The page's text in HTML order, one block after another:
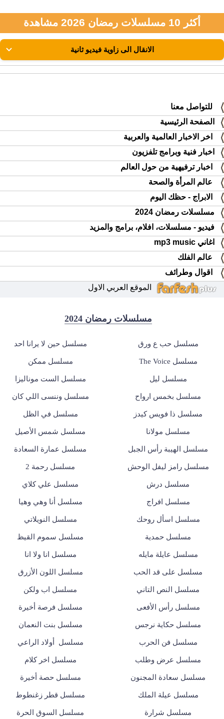
أكثر 10 مسلسلات رمضان 2026 مشاهدة
للتواصل معنا
الصفحة الرئيسية
اخر الاخبار العالمية والعربية
اخبار فنية وبرامج تلفزيون
اخبار ترفيهية من حول العالم
عالم المرأة والصحة
الابراج - حظك اليوم
مسلسلات رمضان 2024
فيديو - مسلسلات، افلام، برامج والمزيد
اغاني mp3 music
عالم الفلك
اقوال وطرائف
الموقع العربي الاول
مسلسلات رمضان 2024
مسلسل حب ع ورق مسلسل حين لا يرانا احد
مسلسل The Voice مسلسل ممكن
مسلسل ليل مسلسل الست موناليزا
مسلسل بخمس ارواح مسلسل وننسى اللي كان
مسلسل ذا فويس كيدز مسلسل في الظل
مسلسل مولانا مسلسل شمس الأصيل
مسلسل الهيبة رأس الجبل مسلسل عمارة السعادة
مسلسل رامز ليفل الوحش مسلسل رحمة 2
مسلسل درش مسلسل علي كلاي
مسلسل افراج مسلسل أنا وهي وهيا
مسلسل اسأل روحك مسلسل النويلاتي
مسلسل حمدية مسلسل سموم القيظ
مسلسل عايلة مايله مسلسل انا ولا انا
مسلسل على قد الحب مسلسل اللون الأزرق
مسلسل النص التاني مسلسل اب ولكن
مسلسل رأس الأفعى مسلسل فرصة أخيرة
مسلسل حكاية نرجس مسلسل بنت النعمان
مسلسل فن الحرب مسلسل أولاد الراعي
مسلسل عرض وطلب مسلسل اخر كلام
مسلسل سعادة المجنون مسلسل حصة أخيرة
مسلسل عيلة الملك مسلسل قطر زغنطوط
مسلسل شرارة مسلسل السوق الحرة